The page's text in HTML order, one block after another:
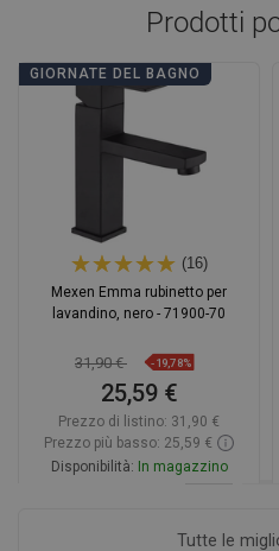
Prodotti
GIORNATE DEL BAGNO
(16)
Mexen Emma rubinetto per
lavandino, nero - 71900-70
31,90 € -19,78%
25,59 €
Prezzo di listino: 31,90 €
Prezzo più basso: 25,59 €
Disponibilità: In magazzino
Tutte le